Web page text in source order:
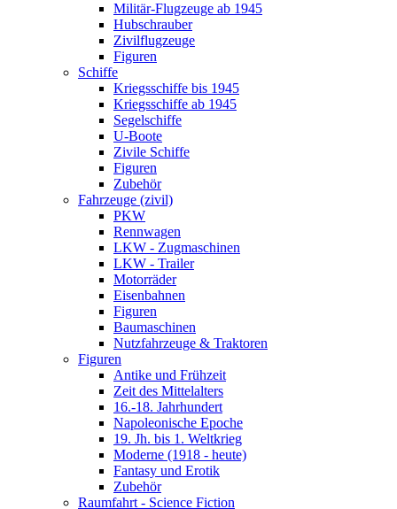
Militär-Flugzeuge ab 1945
Hubschrauber
Zivilflugzeuge
Figuren
Schiffe
Kriegsschiffe bis 1945
Kriegsschiffe ab 1945
Segelschiffe
U-Boote
Zivile Schiffe
Figuren
Zubehör
Fahrzeuge (zivil)
PKW
Rennwagen
LKW - Zugmaschinen
LKW - Trailer
Motorräder
Eisenbahnen
Figuren
Baumaschinen
Nutzfahrzeuge & Traktoren
Figuren
Antike und Frühzeit
Zeit des Mittelalters
16.-18. Jahrhundert
Napoleonische Epoche
19. Jh. bis 1. Weltkrieg
Moderne (1918 - heute)
Fantasy und Erotik
Zubehör
Raumfahrt - Science Fiction